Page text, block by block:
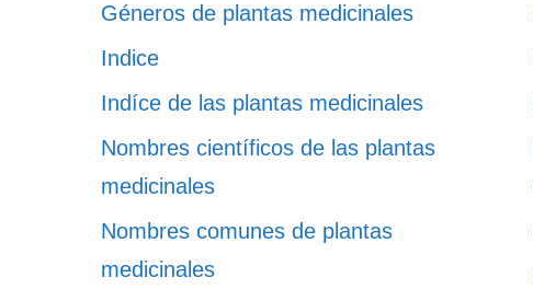
Géneros de plantas medicinales
Indice
Indíce de las plantas medicinales
Nombres científicos de las plantas
medicinales
Nombres comunes de plantas
medicinales